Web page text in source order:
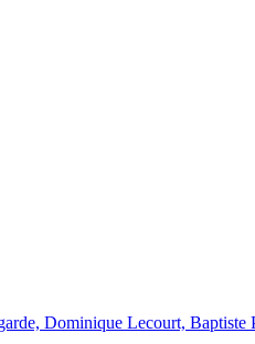
Dominique Lecourt, Baptiste